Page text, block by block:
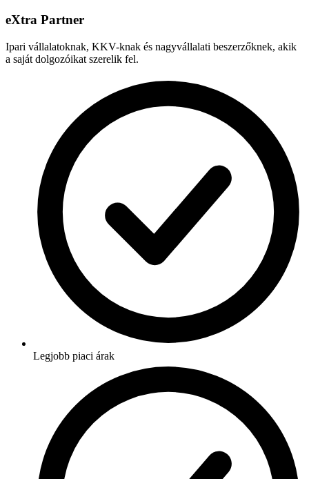
eXtra Partner
Ipari vállalatoknak, KKV-knak és nagyvállalati beszerzőknek, akik
a saját dolgozóikat szerelik fel.
Legjobb piaci árak